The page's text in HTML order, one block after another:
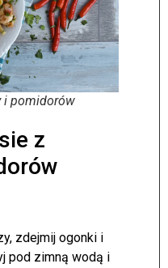
i pomidorów
z
zdejmij ogonki i
pod zimną wodą i